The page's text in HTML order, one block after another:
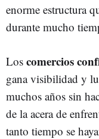
enorme estructura
durante mucho
Los comercios
gana visibilidad y
muchos años sin
de la acera de
tanto tiempo se